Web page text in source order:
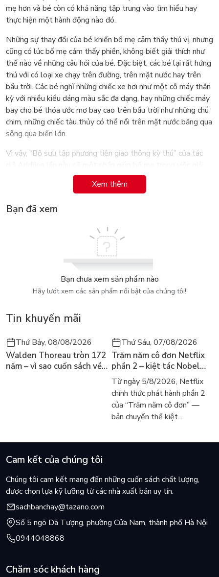
mẹ hơn và bé còn có khả năng tập trung vào tìm hiểu hay
thực hiện một hành động nào đó.
Những sự thay đổi của bé khiến bố mẹ cảm thấy thú vị, nhưng
cũng có lúc bố mẹ cảm thấy phiền, không biết giải thích như
thế nào về những câu hỏi của bé. Đặc biệt, các bé lại rất hứng
thú với có loại xe chạy trên đường, trên mặt nước hay trên
bầu trời. Các bé nghĩ những chiếc xe hơi như một cỗ máy thần
kỳ với nhiều kiểu dáng màu sắc đa dạng, hay những chiếc máy
bay cho bé thỏa ước mơ bay cao trên bầu trời như những chú
chim, những chiếc tàu thủy có thể nổi trên mặt nước băng qua
sông qua biển lớn.
Vì vậy, "Bộ sưu tập phương tiện giao thông kỳ thú” của tác
đáp thắc mắc của các bé với:
Hơn 500 loại phương tiện giao thông khác nhau
Hình minh họa sinh động, màu sắc
Đặc biệt, bộ sách còn có những hình đề can hấp dẫn về các
-> Bé sẽ được “Học mà chơi, Chơi mà học”, thỏa sức khám
phá, mở rộng kiến thức.
Xem thêm
Bạn đã xem
Bạn chưa xem sản phẩm nào
Hãy lướt xem các sản phẩm nổi bật của chúng tôi!
Tin khuyến mãi
Thứ Bảy, 08/08/2026
Walden Thoreau tròn 172
năm – vì sao cuốn sách về
Thứ Sáu, 07/08/2026
Trăm năm cô đơn Netflix
phần 2 – kiệt tác Nobel
trở lại màn ảnh, dòng
người tìm đọc lại García
Márquez
Từ ngày 5/8/2026, Netflix
chính thức phát hành phần 2
của “Trăm năm cô đơn” —
bản chuyển thể kiệt...
Cam kết của chúng tôi
Chúng tôi cam kết mang đến những cuốn sách chất lượng,
được chọn lựa kỹ lưỡng từ các nhà xuất bản uy tín.
sachbanchay@tazano.com
Số 5 ngõ Dã Tượng, phường Cửa Nam, thành phố Hà Nội
0944048868
Chăm sóc khách hàng